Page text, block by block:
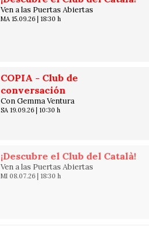
Ven a las Puertas Abiertas
MA 15.09.26| 18:30 h
COPIA - Club de
conversación
Con Gemma Ventura
SA 19.09.26| 10:30 h
¡Descubre el Club del Català!
Ven a las Puertas Abiertas
MI 08.07.26| 18:30 h